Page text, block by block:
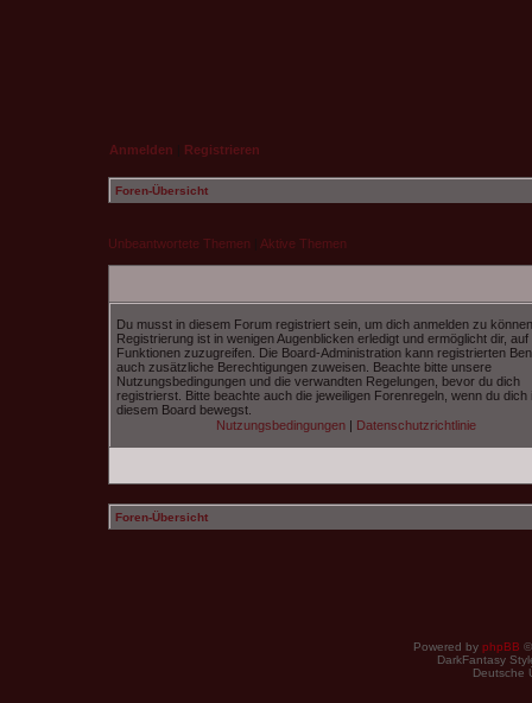
Anmelden Registrieren
Foren-Übersicht
Unbeantwortete Themen Aktive Themen
Du musst in diesem Forum registriert sein, um dich anmelden zu
Registrierung ist in wenigen Augenblicken erledigt und ermöglicht dir, auf
Funktionen zuzugreifen. Die Board-Administration kann registrierten
auch zusätzliche Berechtigungen zuweisen. Beachte bitte unsere
Nutzungsbedingungen und die verwandten Regelungen, bevor du dich
registrierst. Bitte beachte auch die jeweiligen Forenregeln, wenn du dich
diesem Board bewegst.
Nutzungsbedingungen| Datenschutzrichtlinie
Foren-Übersicht
Powered by phpBB
DarkFantasy
Deutsche